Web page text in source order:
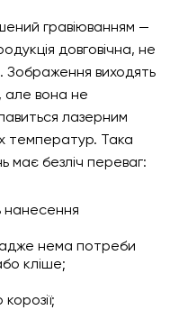
гравіюванням —
довговічна, не
Зображення виходять
але вона не
лазерним
температур. Така
має безліч переваг:
нанесення
адже нема потреби
кліше;